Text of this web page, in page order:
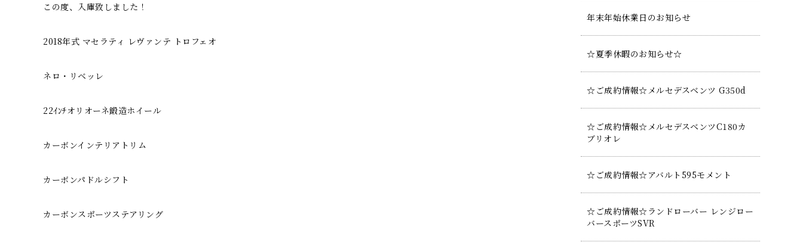
この度、入庫致しました！
2018年式 マセラティ レヴァンテ トロフェオ
ネロ・リベッレ
22ｲﾝﾁオリオーネ鍛造ホイール
カーボンインテリアトリム
カーボンパドルシフト
カーボンスポーツステアリング
年末年始休業日のお知らせ
☆夏季休暇のお知らせ☆
☆ご成約情報☆メルセデスベンツ G350d
☆ご成約情報☆メルセデスベンツC180カ
ブリオレ
☆ご成約情報☆アバルト595モメント
☆ご成約情報☆ランドローバー レンジロー
バースポーツSVR